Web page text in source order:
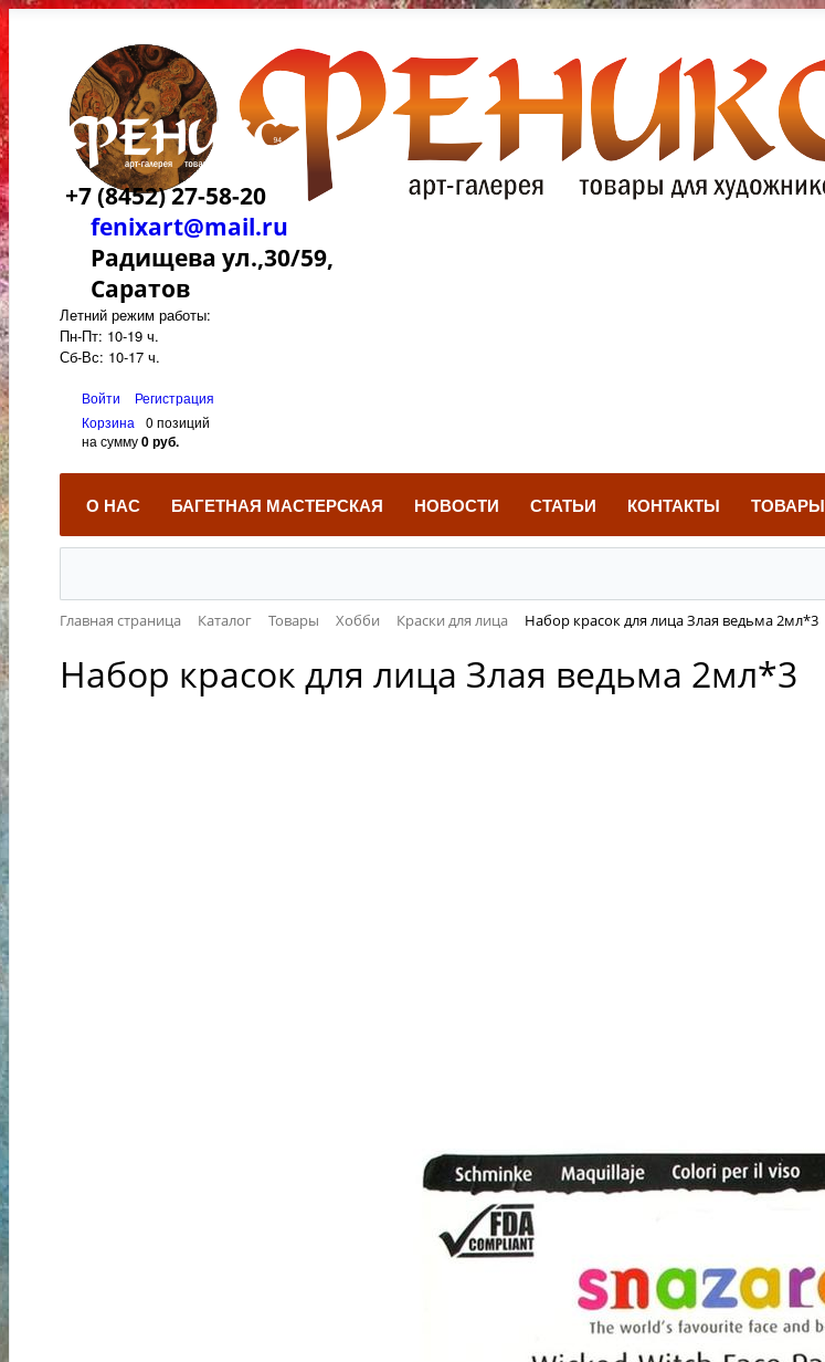
+7 (8452) 27-58-20
fenixart@mail.ru
Радищева ул.,30/59,
Саратов
Летний режим работы:
Пн-Пт: 10-19 ч.
Сб-Вс: 10-17 ч.
Войти
Регистрация
Корзина
0 позиций
на сумму0 руб.
О НАС БАГЕТНАЯ МАСТЕРСКАЯ НОВОСТИ СТАТЬИ КОНТАКТЫ ТОВАРЫ
Главная страница Каталог Товары Хобби Краски для лица Набор красок для лица Злая ведьма 2мл*3
Набор красок для лица Злая ведьма 2мл*3